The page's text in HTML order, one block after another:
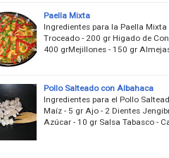
Paella Mixta
Ingredientes para la Paella
Troceado - 200 gr Higado de
400 grMejillones - 150 gr
Pollo Salteado con Albahaca
Ingredientes para el Pollo
Maíz - 5 gr Ajo - 2 Dientes
Azúcar - 10 gr Salsa Tabasco -